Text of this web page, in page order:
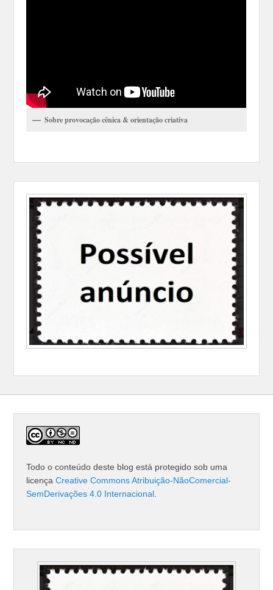
Sobre provocação cênica & orientação criativa
Todo o conteúdo deste blog está protegido sob uma
licençaCreative Commons Atribuição-NãoComercial-
SemDerivações 4.0 Internacional